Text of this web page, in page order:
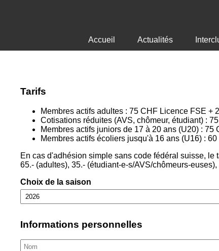
Accueil Actualités
Tarifs
Membres actifs adultes : 75 CHF Licence FSE
Cotisations réduites (AVS, chômeur, étudiant) :
Membres actifs juniors de 17 à 20 ans (U20) :
Membres actifs écoliers jusqu'à 16 ans (U16) :
En cas d'adhésion simple sans code fédéral suisse, le
65.- (adultes), 35.- (étudiant-e-s/AVS/chômeurs-
Choix de la saison
Informations personnelles